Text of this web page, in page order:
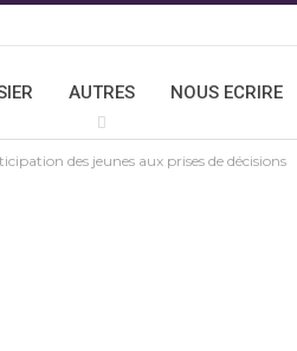
AUTRES NOUS ECRIRE
des jeunes aux prises de décisions